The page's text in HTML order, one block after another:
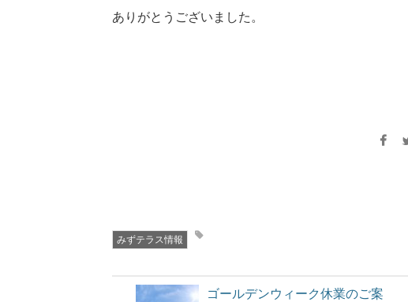
ありがとうございました。
みずテラス情報
ゴールデンウィーク休業のご案